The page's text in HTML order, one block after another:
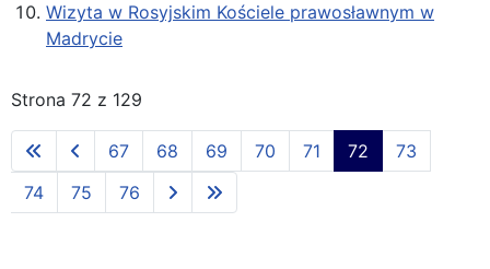
Wizyta w Rosyjskim Kościele prawosławnym w
Madrycie
Strona 72 z 129
67 68 69 70 71 72
73
74
75 76